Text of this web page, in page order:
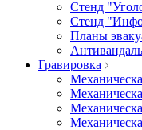
Стенд
Стенд
Планы
Гравировка